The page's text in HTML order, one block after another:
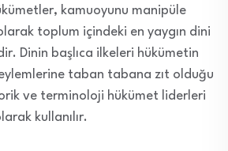
kamuoyunu manipüle
toplum içindeki en yaygın dini
Dinin başlıca ilkeleri hükümetin
taban tabana zıt olduğu
ve terminoloji hükümet liderleri
kullanılır.